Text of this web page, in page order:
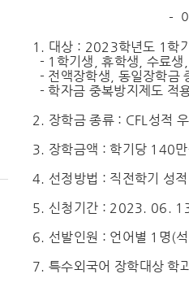
- 아
1. 대상 : 2023학년도 1학
- 1학기생, 휴학생, 수료생
- 전액장학생, 동일장학금
- 학자금 중복방지제도 적
2. 장학금 종류 : CFL성적
3. 장학금액 : 학기당 140
4. 선정방법 : 직전학기 성
5. 신청기간 : 2023. 06.
6. 선발인원 : 언어별 1명(
7. 특수외국어 장학대상 학